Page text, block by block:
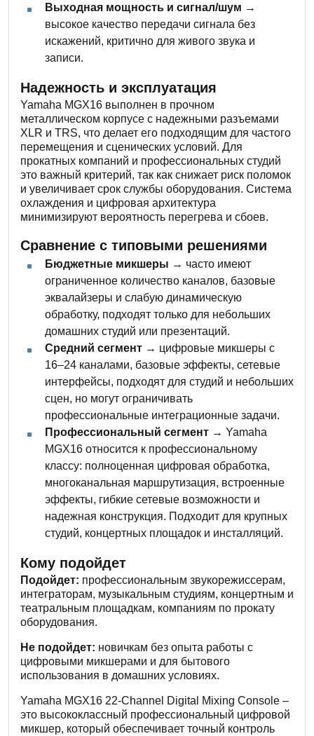
Выходная мощность и сигнал/шум →
высокое качество передачи сигнала без
искажений, критично для живого звука и
записи.
Надежность и эксплуатация
Yamaha MGX16 выполнен в прочном
металлическом корпусе с надежными разъемами
XLR и TRS, что делает его подходящим для частого
перемещения и сценических условий. Для
прокатных компаний и профессиональных студий
это важный критерий, так как снижает риск поломок
и увеличивает срок службы оборудования. Система
охлаждения и цифровая архитектура
минимизируют вероятность перегрева и сбоев.
Сравнение с типовыми решениями
Бюджетные микшеры → часто имеют
ограниченное количество каналов, базовые
эквалайзеры и слабую динамическую
обработку, подходят только для небольших
домашних студий или презентаций.
Средний сегмент → цифровые микшеры с
16–24 каналами, базовые эффекты, сетевые
интерфейсы, подходят для студий и небольших
сцен, но могут ограничивать
профессиональные интеграционные задачи.
Профессиональный сегмент → Yamaha
MGX16 относится к профессиональному
классу: полноценная цифровая обработка,
многоканальная маршрутизация, встроенные
эффекты, гибкие сетевые возможности и
надежная конструкция. Подходит для крупных
студий, концертных площадок и инсталляций.
Кому подойдет
Подойдет: профессиональным звукорежиссерам,
интеграторам, музыкальным студиям, концертным и
театральным площадкам, компаниям по прокату
оборудования.
Не подойдет: новичкам без опыта работы с
цифровыми микшерами и для бытового
использования в домашних условиях.
Yamaha MGX16 22-Channel Digital Mixing Console –
это высококлассный профессиональный цифровой
микшер, который обеспечивает точный контроль